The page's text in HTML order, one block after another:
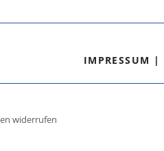
IMPRESSUM |
widerrufen